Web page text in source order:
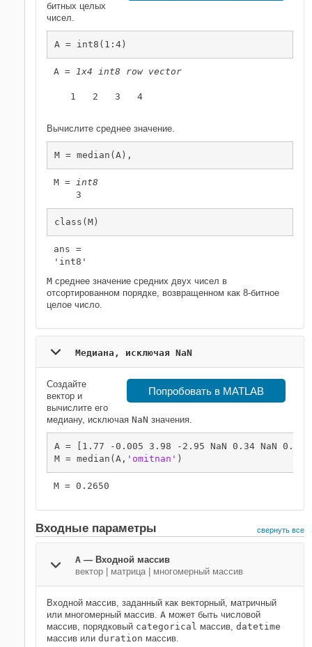
битных целых
чисел.
A = int8(1:4)
A = 1x4 int8 row vector
   1   2   3   4
Вычислите среднее значение.
M = median(A),
M = int8
class(M)
ans =
M среднее значение средних двух чисел в
отсортированном порядке, возвращенном как 8-битное
целое число.
Медиана, исключая NaN
Попробовать в MATLAB
Создайте
вектор и
вычислите его
медиану, исключая NaN значения.
A = [1.77 -0.005 3.98 -2.95 NaN 0.34 NaN
M = median(A, 'omitnan' )
Входные параметры свернуть все
A — Входной массив
вектор
матрица многомерный массив
Входной массив, заданный как векторный, матричный
или многомерный массив. A может быть числовой
массив, порядковый categorical массив, datetime
массив или duration массив.